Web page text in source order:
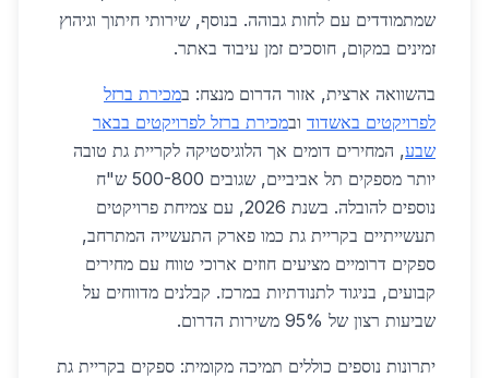
שמתמודדים עם לחות גבוהה. בנוסף, שירותי חיתוך וגיהוץ
זמינים במקום, חוסכים זמן עיבוד באתר.
בהשוואה ארצית, אזור הדרום מנצח: במכירת ברזל
לפרויקטים באשדוד ובמכירת ברזל לפרויקטים בבאר
שבע, המחירים דומים אך הלוגיסטיקה לקריית גת טובה
יותר מספקים תל אביביים, שגובים 500-800 ש"ח
נוספים להובלה. בשנת 2026, עם צמיחת פרויקטים
תעשייתיים בקריית גת כמו פארק התעשייה המתרחב,
ספקים דרומיים מציעים חוזים ארוכי טווח עם מחירים
קבועים, בניגוד לתנודתיות במרכז. קבלנים מדווחים על
שביעות רצון של 95% משירות הדרום.
יתרונות נוספים כוללים תמיכה מקומית: ספקים בקריית גת